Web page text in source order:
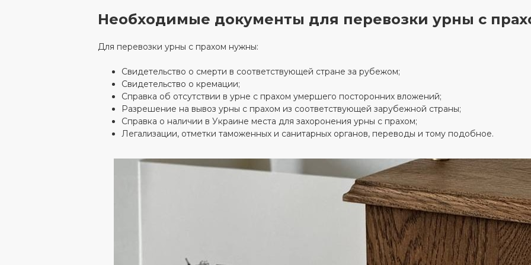
Необходимые документы для перевозки урны с
Для перевозки урны с прахом нужны:
Свидетельство о смерти в соответствующей стране за рубежом;
Свидетельство о кремации;
Справка об отсутствии в урне с прахом умершего посторонних вложений;
Разрешение на вывоз урны с прахом из соответствующей зарубежной страны;
Справка о наличии в Украине места для захоронения урны с прахом;
Легализации, отметки таможенных и санитарных органов, переводы и тому подобное.